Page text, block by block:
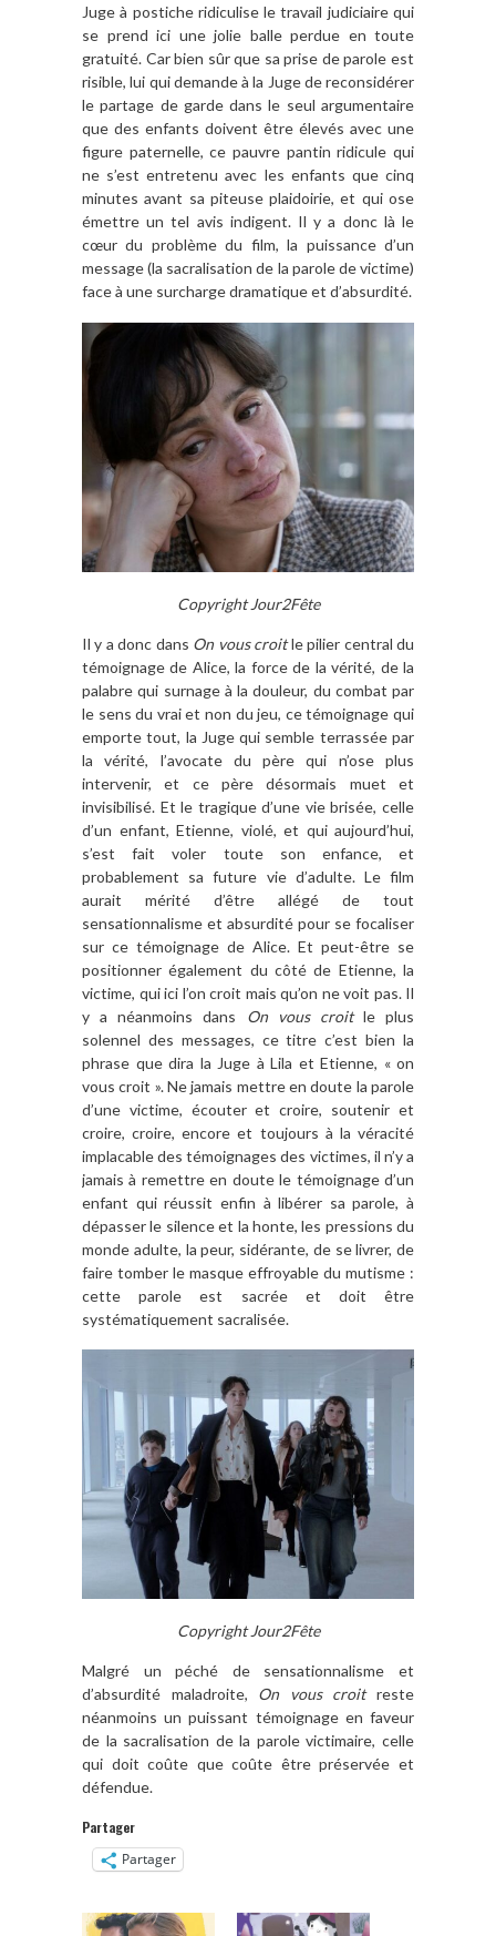
Juge à postiche ridiculise le travail judiciaire qui
se prend ici une jolie balle perdue en toute
gratuité. Car bien sûr que sa prise de parole est
risible, lui qui demande à la Juge de reconsidérer
le partage de garde dans le seul argumentaire
que des enfants doivent être élevés avec une
figure paternelle, ce pauvre pantin ridicule qui
ne s’est entretenu avec les enfants que cinq
minutes avant sa piteuse plaidoirie, et qui ose
émettre un tel avis indigent. Il y a donc là le
cœur du problème du film, la puissance d’un
message (la sacralisation de la parole de victime)
face à une surcharge dramatique et d’absurdité.
Copyright Jour2Fête
Il y a donc dans On vous croitle pilier central du
témoignage de Alice, la force de la vérité, de la
palabre qui surnage à la douleur, du combat par
le sens du vrai et non du jeu, ce témoignage qui
emporte tout, la Juge qui semble terrassée par
la vérité, l’avocate du père qui n’ose plus
intervenir, et ce père désormais muet et
invisibilisé. Et le tragique d’une vie brisée, celle
d’un enfant, Etienne, violé, et qui aujourd’hui,
s’est fait voler toute son enfance, et
probablement sa future vie d’adulte. Le film
aurait mérité d’être allégé de tout
sensationnalisme et absurdité pour se focaliser
sur ce témoignage de Alice. Et peut-être se
positionner également du côté de Etienne, la
victime, qui ici l’on croit mais qu’on ne voit pas. Il
y a néanmoins dans On vous croitle plus
solennel des messages, ce titre c’est bien la
phrase que dira la Juge à Lila et Etienne, « on
vous croit ». Ne jamais mettre en doute la parole
d’une victime, écouter et croire, soutenir et
croire, croire, encore et toujours à la véracité
implacable des témoignages des victimes, il n’y a
jamais à remettre en doute le témoignage d’un
enfant qui réussit enfin à libérer sa parole, à
dépasser le silence et la honte, les pressions du
monde adulte, la peur, sidérante, de se livrer, de
faire tomber le masque effroyable du mutisme :
cette parole est sacrée et doit être
systématiquement sacralisée.
Copyright Jour2Fête
Malgré un péché de sensationnalisme et
d’absurdité maladroite, On vous croitreste
néanmoins un puissant témoignage en faveur
de la sacralisation de la parole victimaire, celle
qui doit coûte que coûte être préservée et
défendue.
Partager
Partager